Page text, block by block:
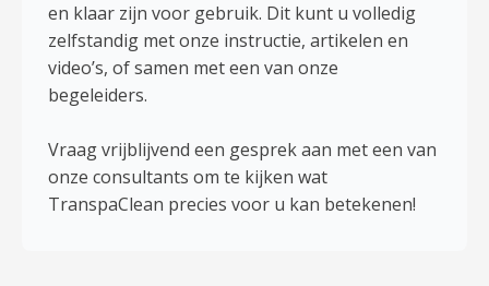
en klaar zijn voor gebruik. Dit kunt u volledig
zelfstandig met onze instructie, artikelen en
video’s, of samen met een van onze
begeleiders.
Vraag vrijblijvend een gesprek aan met een van
onze consultants om te kijken wat
TranspaClean precies voor u kan betekenen!